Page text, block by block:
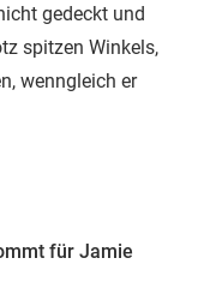
gedeckt und
spitzen Winkels,
wenngleich er
für Jamie